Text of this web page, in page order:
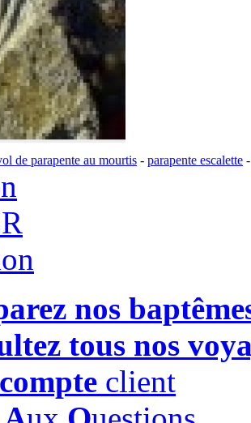
de parapente au mourtis - parapente escalette
nos
tous nos
client